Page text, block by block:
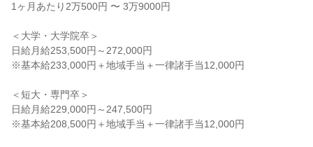
1ヶ月あたり2万500円 〜 3万9000円
＜大学・大学院卒＞
日給月給253,500円～272,000円
※基本給233,000円＋地域手当＋一律諸手当12,000円
＜短大・専門卒＞
日給月給229,000円～247,500円
※基本給208,500円＋地域手当＋一律諸手当12,000円